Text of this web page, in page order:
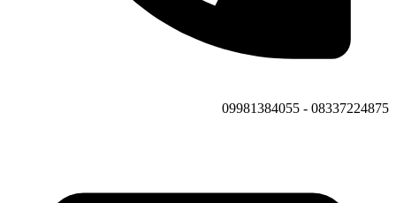
08337224875 - 09981384055